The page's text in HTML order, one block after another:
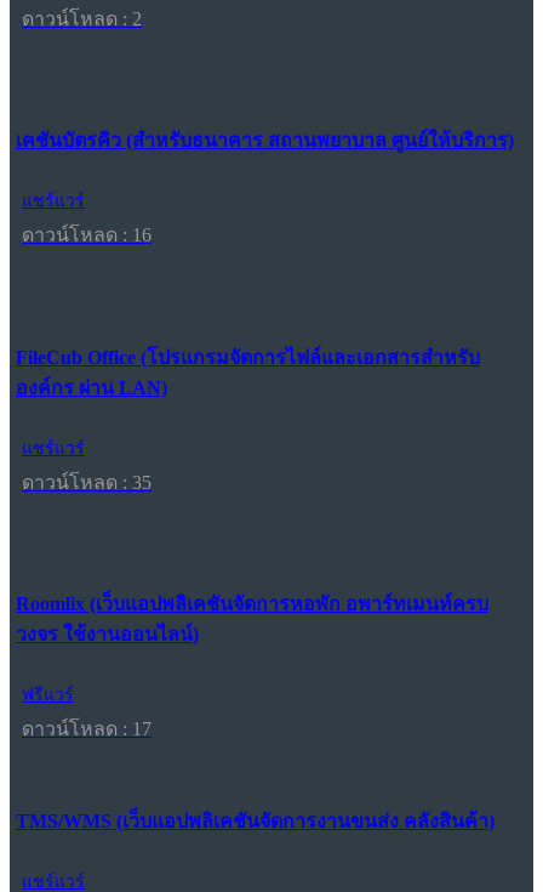
ดาวน์โหลด : 2
เคชันบัตรคิว (สำหรับธนาคาร สถานพยาบาล ศูนย์ให้บริการ)
แชร์แวร์
ดาวน์โหลด : 16
FileCub Office (โปรแกรมจัดการไฟล์และเอกสารสำหรับ
องค์กร ผ่าน LAN)
แชร์แวร์
ดาวน์โหลด : 35
Roomlix (เว็บแอปพลิเคชันจัดการหอพัก อพาร์ทเมนท์ครบ
วงจร ใช้งานออนไลน์)
ฟรีแวร์
ดาวน์โหลด : 17
TMS/WMS (เว็บแอปพลิเคชันจัดการงานขนส่ง คลังสินค้า)
แชร์แวร์